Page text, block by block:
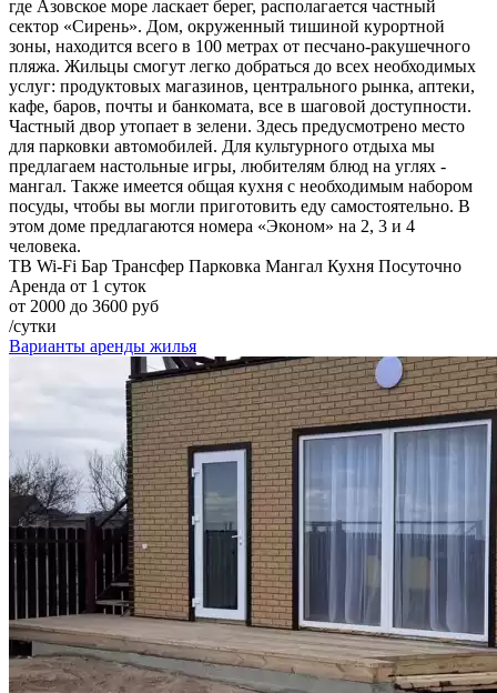
где Азовское море ласкает берег, располагается частный
сектор «Сирень». Дом, окруженный тишиной курортной
зоны, находится всего в 100 метрах от песчано-ракушечного
пляжа. Жильцы смогут легко добраться до всех необходимых
услуг: продуктовых магазинов, центрального рынка, аптеки,
кафе, баров, почты и банкомата, все в шаговой доступности.
Частный двор утопает в зелени. Здесь предусмотрено место
для парковки автомобилей. Для культурного отдыха мы
предлагаем настольные игры, любителям блюд на углях -
мангал. Также имеется общая кухня с необходимым набором
посуды, чтобы вы могли приготовить еду самостоятельно. В
этом доме предлагаются номера «Эконом» на 2, 3 и 4
человека.
ТВ Wi-Fi Бар Трансфер Парковка Мангал Кухня Посуточно
Аренда от 1 суток
от 2000 до 3600 руб
/сутки
Варианты аренды жилья